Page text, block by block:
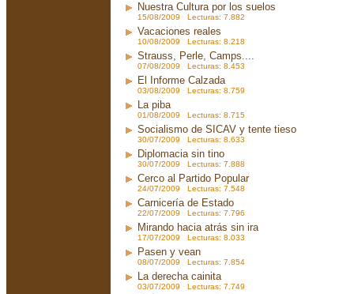
Nuestra Cultura por los suelos
15/08/2009 Lecturas: 7.882
Vacaciones reales
10/08/2009 Lecturas: 8.218
Strauss, Perle, Camps....
07/08/2009 Lecturas: 8.453
El Informe Calzada
03/08/2009 Lecturas: 8.759
La piba
01/08/2009 Lecturas: 8.715
Socialismo de SICAV y tente tieso
30/07/2009 Lecturas: 8.633
Diplomacia sin tino
30/07/2009 Lecturas: 7.888
Cerco al Partido Popular
24/07/2009 Lecturas: 7.548
Carnicería de Estado
22/07/2009 Lecturas: 7.796
Mirando hacia atrás sin ira
17/07/2009 Lecturas: 8.033
Pasen y vean
08/07/2009 Lecturas: 7.854
La derecha cainita
03/07/2009 Lecturas: 7.749